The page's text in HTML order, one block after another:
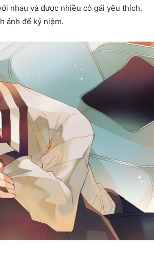
nhau và được nhiều cô gái yêu thích.
ảnh để kỷ niệm.